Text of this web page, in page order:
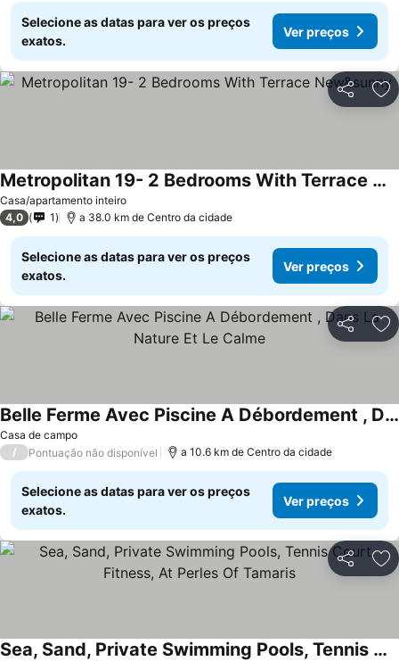
Selecione as datas para ver os preços
exatos.
Ver preços
Partilhar
Casa/apartamento inteiro
Metropolitan 19- 2 Bedrooms With Terrace New&sunny
4,0 1 a 38.0 km de Centro da cidade
Selecione as datas para ver os preços
exatos.
Ver preços
Partilhar
Casa de campo
Belle Ferme Avec Piscine A Débordement , Dans La Nature Et Le Calme
/ Pontuação não disponível a 10.6 km de Centro da cidade
Selecione as datas para ver os preços
exatos.
Ver preços
Partilhar
Sea, Sand, Private Swimming Pools, Tennis Court, Fitness, At Perles Of Tamaris